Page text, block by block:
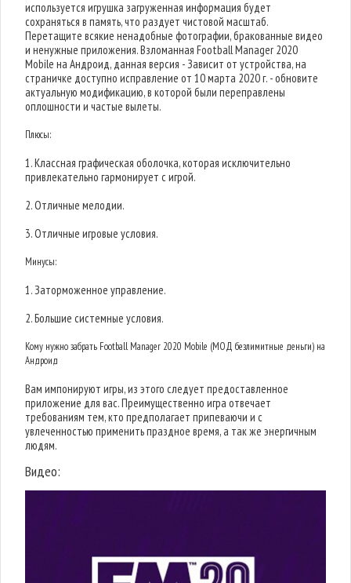
используется игрушка загруженная информация будет
сохраняться в память, что раздует чистовой масштаб.
Перетащите всякие ненадобные фотографии, бракованные видео
и ненужные приложения. Взломанная Football Manager 2020
Mobile на Андроид, данная версия - Зависит от устройства, на
страничке доступно исправление от 10 марта 2020 г. - обновите
актуальную модификацию, в которой были переправлены
оплошности и частые вылеты.
Плюсы:
1. Классная графическая оболочка, которая исключительно
привлекательно гармонирует с игрой.
2. Отличные мелодии.
3. Отличные игровые условия.
Минусы:
1. Заторможенное управление.
2. Большие системные условия.
Кому нужно забрать Football Manager 2020 Mobile (МОД безлимитные деньги) на
Андроид
Вам импонируют игры, из этого следует предоставленное
приложение для вас. Преимущественно игра отвечает
требованиям тем, кто предполагает припеваючи и с
увлеченностью применить праздное время, а так же энергичным
людям.
Видео: